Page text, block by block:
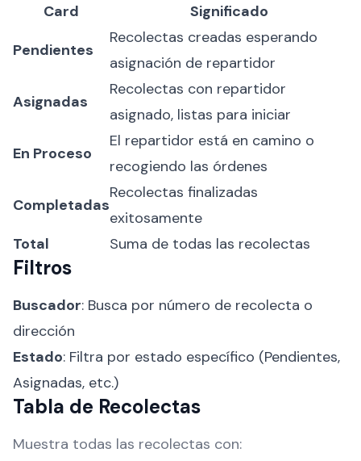
Card
Significado
Pendientes
Recolectas creadas esperando
asignación de repartidor
Asignadas
Recolectas con repartidor
asignado, listas para iniciar
En Proceso
El repartidor está en camino o
recogiendo las órdenes
Completadas
Recolectas finalizadas
exitosamente
Total
Suma de todas las recolectas
Filtros
Buscador: Busca por número de recolecta o
dirección
Estado: Filtra por estado específico (Pendientes,
Asignadas, etc.)
Tabla de Recolectas
Muestra todas las recolectas con: